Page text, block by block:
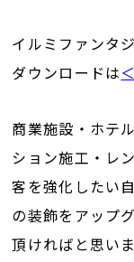
イルミファンタ
ダウンロードは
商業施設・ホテ
ション施工・レ
客を強化したい
の装飾をアップ
頂ければと思いま